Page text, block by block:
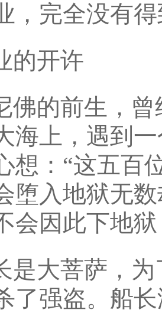
，完全没有
的开许
佛的前生，
海上，遇到
想：“这五百
堕入地狱无
会因此下地
是大菩萨，
了强盗。船